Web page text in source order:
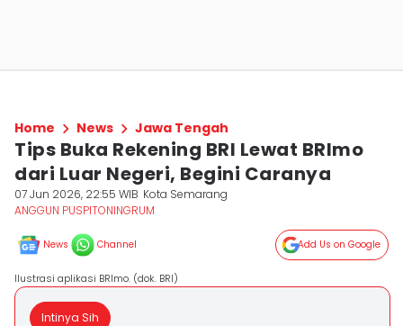
Home News Jawa Tengah
Tips Buka Rekening BRI Lewat BRImo
dari Luar Negeri, Begini Caranya
07 Jun 2026, 22:55 WIB Kota Semarang
ANGGUN PUSPITONINGRUM
News Channel Add Us on Google
Ilustrasi aplikasi BRImo. (dok. BRI)
Intinya Sih